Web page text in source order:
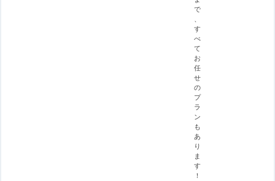
で
、
す
べ
て
お
任
せ
の
プ
ラ
ン
も
あ
り
ま
す
！